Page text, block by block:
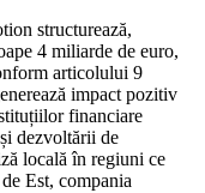
structurează,
4 miliarde de euro,
articolului 9
impact pozitiv
financiare
dezvoltării de
locală în regiuni ce
Est, compania